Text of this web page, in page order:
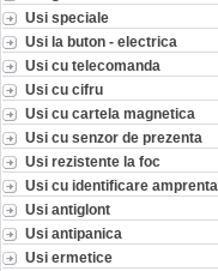
Usi speciale
Usi la buton - electrica
Usi cu telecomanda
Usi cu cifru
Usi cu cartela magnetica
Usi cu senzor de prezenta
Usi rezistente la foc
Usi cu identificare amprenta
Usi antiglont
Usi antipanica
Usi ermetice